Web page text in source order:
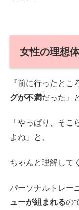
女性の理想
『前に行ったとこ
グが不満だった』
「やっぱり、そこ
よね」と、
ちゃんと理解して
パーソナルトレー
ューが組まれるの